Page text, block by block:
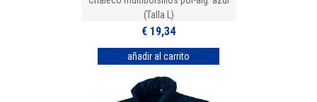
(Talla L)
€ 19,34